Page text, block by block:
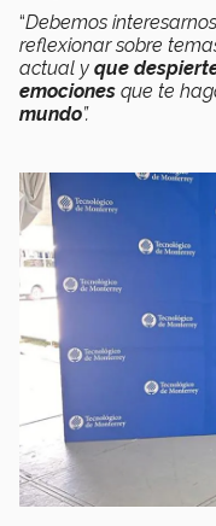
“Debemos
reflexionar sobre
actual y que
emociones que te
mundo”.